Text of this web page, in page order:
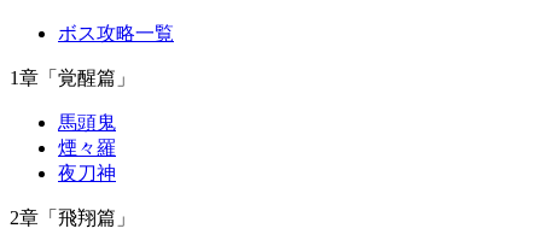
ボス攻略一覧
1章「覚醒篇」
馬頭鬼
煙々羅
夜刀神
2章「飛翔篇」